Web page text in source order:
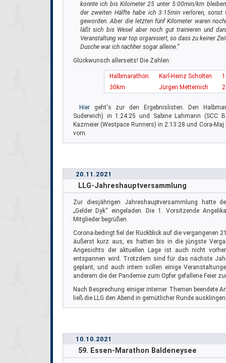
konnte ich bis Kilometer 25 unter 5:00min/km
der zweiten Hälfte habe ich 3:15min verloren,
geworden. Aber die letzten fünf Kilometer waren
läßt sich bis Wesel aber noch gut trainieren und
Veranstaltung war top organisiert, so dass zu keiner
Dusche war ich nachher sogar alleine.“
Glückwunsch allerseits! Die Zahlen:
Halbmarathon Karl-Heinz Scholten
30km
Jürgen Metternich
Hier geht's zur den Ergebnislisten. Den
Suderwich) in 1:24:25 und Sabine Lahmann (SCC
Kazmeier (Westpace Runners) in 2:13:28 und Cora-
vorn.
20.11.2021
LLG-Jahreshauptversammlung
Zur diesjährigen Jahreshauptversammlung hatte
„Gelder Dyk“ eingeladen. Die 1. Vorsitzende
Mitglieder begrüßen.
Corona-bedingt fiel der Rückblick auf die vergangenen
äußerst kurz aus, es hatten bis in die jüngste
Angesichts der aktuellen Lage ist auch nicht
entspannen wird. Trotzdem sind für das nächste
geplant, und auch intern sollen einige
anderem die der Pandemie zum Opfer gefallene Feier
Nach Besprechung einiger interner Themen beendete
ließ die LLG den Abend in gemütlicher Runde
10.10.2021
59. Essen-Marathon Baldeneysee